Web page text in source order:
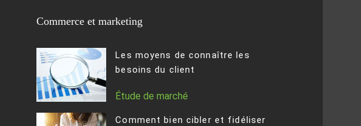
Commerce et marketing
Les moyens de connaître les
besoins du client
Étude de marché
Comment bien cibler et fidéliser